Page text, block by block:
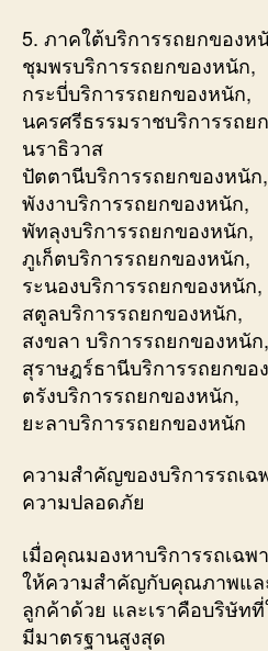
5. ภาคใต้บริการรถยกของห
ชุมพรบริการรถยกของหนัก,
กระบี่บริการรถยกของหนัก,
นครศรีธรรมราชบริการรถย
นราธิวาส
ปัตตานีบริการรถยกของหนัก,
พังงาบริการรถยกของหนัก,
พัทลุงบริการรถยกของหนัก,
ภูเก็ตบริการรถยกของหนัก,
ระนองบริการรถยกของหนัก,
สตูลบริการรถยกของหนัก,
สงขลา บริการรถยกของหนัก,
สุราษฎร์ธานีบริการรถยกขอ
ตรังบริการรถยกของหนัก,
ยะลาบริการรถยกของหนัก
ความสำคัญของบริการรถเ
ความปลอดภัย
เมื่อคุณมองหาบริการรถเฉ
ให้ความสำคัญกับคุณภาพแล
ลูกค้าด้วย และเราคือบริษัท
มีมาตรฐานสูงสุด